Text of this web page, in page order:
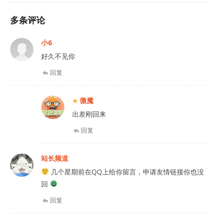
多条评论
小6
好久不见你
回复
微魔
出差刚回来
回复
站长频道
几个星期前在QQ上给你留言，申请友情链接你也没
回
回复